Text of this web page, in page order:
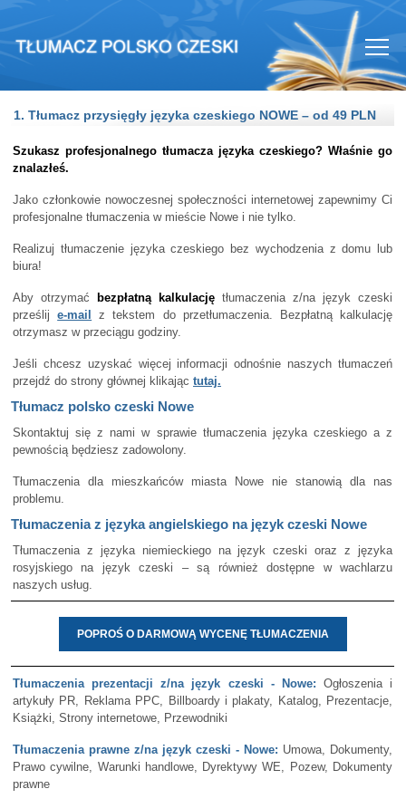
1. Tłumacz przysięgły języka czeskiego NOWE – od 49 PLN
Szukasz profesjonalnego tłumacza języka czeskiego? Właśnie go
znalazłeś.
Jako członkowie nowoczesnej społeczności internetowej zapewnimy Ci
profesjonalne tłumaczenia w mieście Nowe i nie tylko.
Realizuj tłumaczenie języka czeskiego bez wychodzenia z domu lub
biura!
Aby otrzymać bezpłatną kalkulację tłumaczenia z/na język czeski
prześlije-mail
z tekstem do przetłumaczenia. Bezpłatną kalkulację
otrzymasz w przeciągu godziny.
Jeśli chcesz uzyskać więcej informacji odnośnie naszych tłumaczeń
przejdź do strony głównej klikając tutaj.
Tłumacz polsko czeski Nowe
Skontaktuj się z nami w sprawie tłumaczenia języka czeskiego a z
pewnością będziesz zadowolony.
Tłumaczenia dla mieszkańców miasta Nowe nie stanowią dla nas
problemu.
Tłumaczenia z języka angielskiego na język czeski Nowe
Tłumaczenia z języka niemieckiego na język czeski oraz z języka
rosyjskiego na język czeski – są również dostępne w wachlarzu
naszych usług.
POPROŚ O DARMOWĄ WYCENĘ TŁUMACZENIA
Tłumaczenia prezentacji z/na język czeski - Nowe: Ogłoszenia i
artykuły PR, Reklama PPC, Billboardy i plakaty, Katalog, Prezentacje,
Książki, Strony internetowe, Przewodniki
Tłumaczenia prawne z/na język czeski - Nowe: Umowa, Dokumenty,
Prawo cywilne, Warunki handlowe, Dyrektywy WE, Pozew, Dokumenty
prawne